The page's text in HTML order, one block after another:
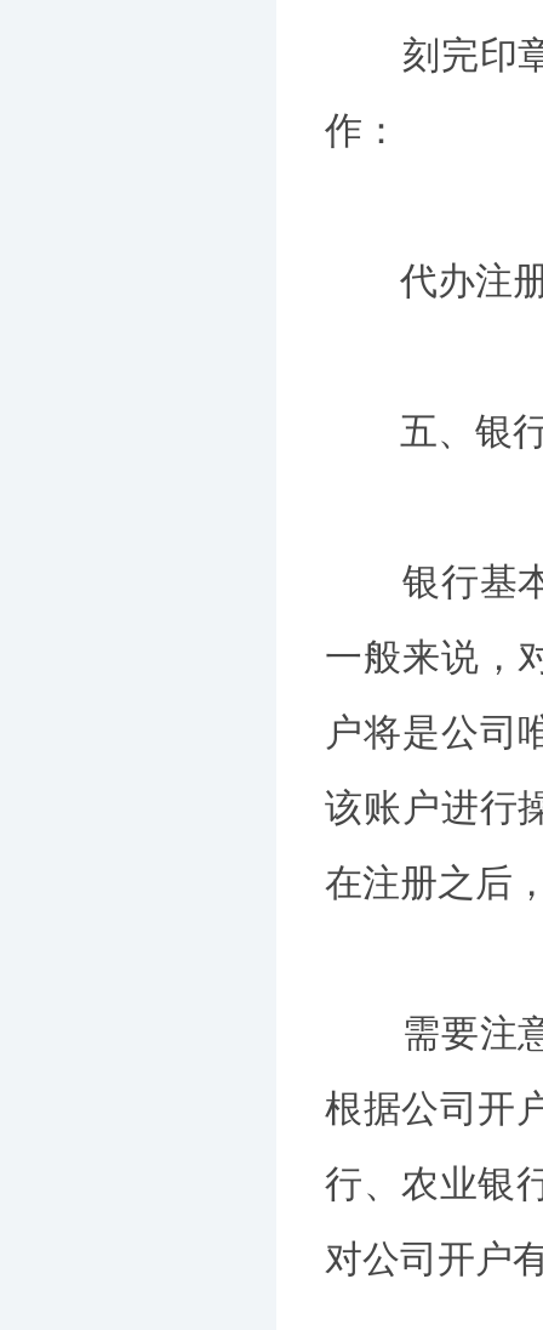
刻完印章
作：
代办注册
五、银行
银行基本
一般来说，
户将是公司
该账户进行
在注册之后
需要注意
根据公司开
行、农业银
对公司开户